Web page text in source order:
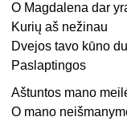
O Magdalena dar
Kurių aš nežinau
Dvejos tavo kūno
Paslaptingos
Aštuntos mano
O mano